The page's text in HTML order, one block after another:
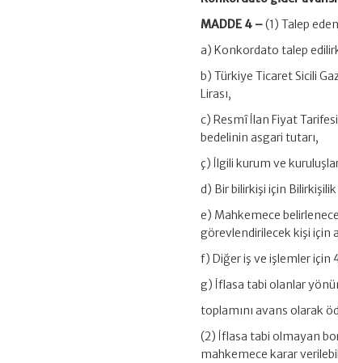
MADDE 4 –(1) Talep
a) Konkordato talep
b) Türkiye Ticaret Sicili
Lirası,
c) Resmî İlan Fiyat
bedelinin asgari tutarı,
ç) İlgili kurum ve
d) Bir bilirkişi için
e) Mahkemece
görevlendirilecek kişi için
f) Diğer iş ve işlemler için
g) İflasa tabi olanlar
toplamını avans olarak
(2) İflasa tabi olmayan
mahkemece karar